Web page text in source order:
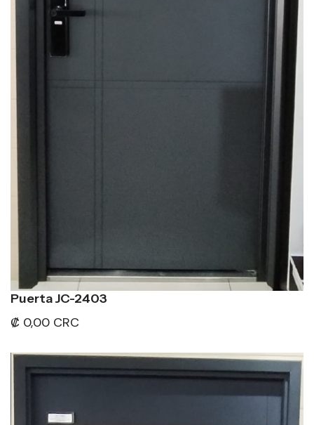
Puerta JC-2403
₡ 0,00 CRC